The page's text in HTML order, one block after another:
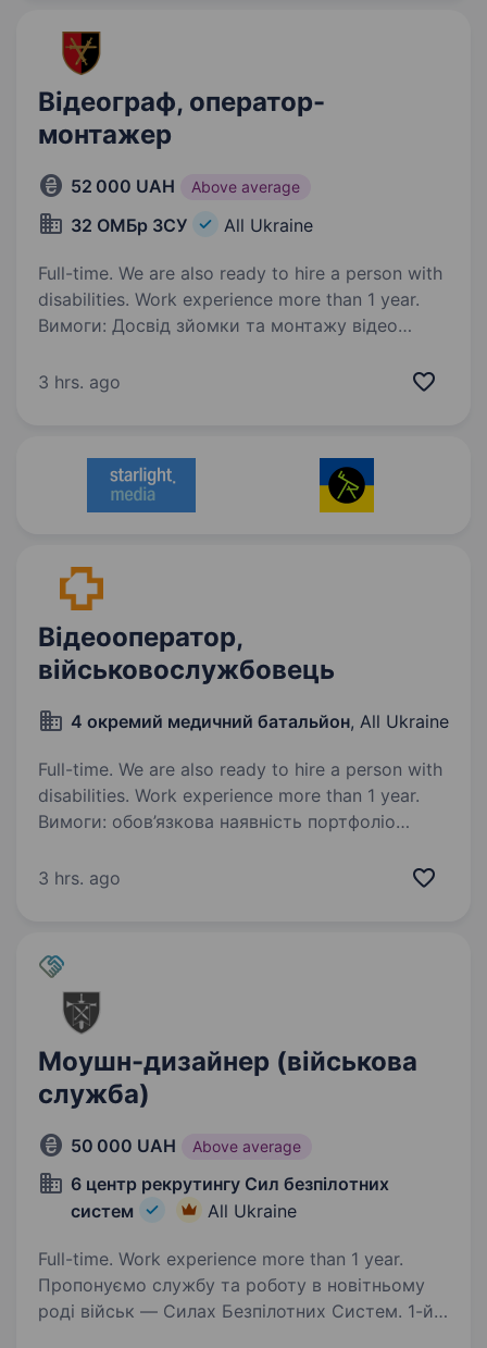
Відеограф, оператор-
монтажер
52 000 UAH Above average
32 ОМБр ЗСУ All Ukraine
Full-time. We are also ready to hire a person with
disabilities. Work experience more than 1 year.
Вимоги: Досвід зйомки та монтажу відео
Panasonic або ін.) Володіння програмами
3 hrs. ago
Відеооператор,
військовослужбовець
4 окремий медичний батальйон, All Ukraine
Full-time. We are also ready to hire a person with
disabilities. Work experience more than 1 year.
Вимоги: обов’язкова наявність портфоліо
світлом та звуком; вільне володіння Adobe
3 hrs. ago
Моушн-дизайнер (військова
служба)
50 000 UAH Above average
6 центр рекрутингу Сил безпілотних
систем
All Ukraine
Full-time. Work experience more than 1 year.
Пропонуємо службу та роботу в новітньому
роді військ — Силах Безпілотних Систем. 1-й